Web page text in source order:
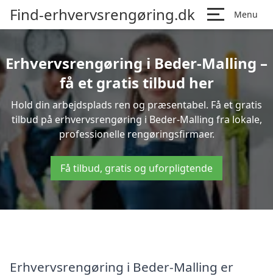
Find-erhvervsrengøring.dk Menu
Erhvervsrengøring i Beder-Malling –
få et gratis tilbud her
Hold din arbejdsplads ren og præsentabel. Få et gratis
tilbud på erhvervsrengøring i Beder-Malling fra lokale,
professionelle rengøringsfirmaer.
Få tilbud, gratis og uforpligtende
Erhvervsrengøring i Beder-Malling er